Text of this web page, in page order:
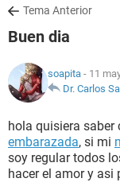
SALUD
NUTRICIÓN
BIENESTAR
SEXUALIDAD
Tema Anterior
Buen dia
soapita - 11
Dr. Carlos
hola quisiera saber
embarazada, si mi
soy regular todos
hacer el amor y asi